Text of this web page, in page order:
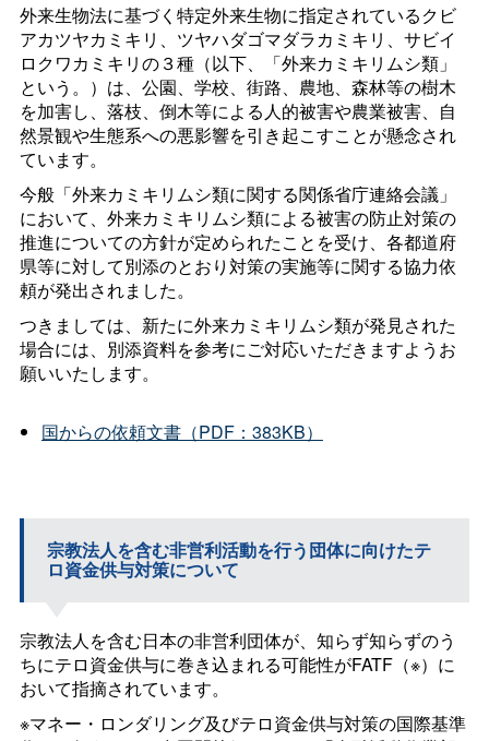
外来生物法に基づく特定外来生物に指定されているクビ
アカツヤカミキリ、ツヤハダゴマダラカミキリ、サビイ
ロクワカミキリの３種（以下、「外来カミキリムシ類」
という。）は、公園、学校、街路、農地、森林等の樹木
を加害し、落枝、倒木等による人的被害や農業被害、自
然景観や生態系への悪影響を引き起こすことが懸念され
ています。
今般「外来カミキリムシ類に関する関係省庁連絡会議」
において、外来カミキリムシ類による被害の防止対策の
推進についての方針が定められたことを受け、各都道府
県等に対して別添のとおり対策の実施等に関する協力依
頼が発出されました。
つきましては、新たに外来カミキリムシ類が発見された
場合には、別添資料を参考にご対応いただきますようお
願いいたします。
国からの依頼文書（PDF：383KB）
宗教法人を含む非営利活動を行う団体に向けたテ
ロ資金供与対策について
宗教法人を含む日本の非営利団体が、知らず知らずのう
ちにテロ資金供与に巻き込まれる可能性がFATF（※）に
おいて指摘されています。
※マネー・ロンダリング及びテロ資金供与対策の国際基準